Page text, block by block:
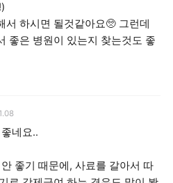
서 하시면 될것같아요🥺 그런데
좋은 병원이 있는지 찾는것도 좋
네요..
좋기 때문에, 사료를 갈아서 따